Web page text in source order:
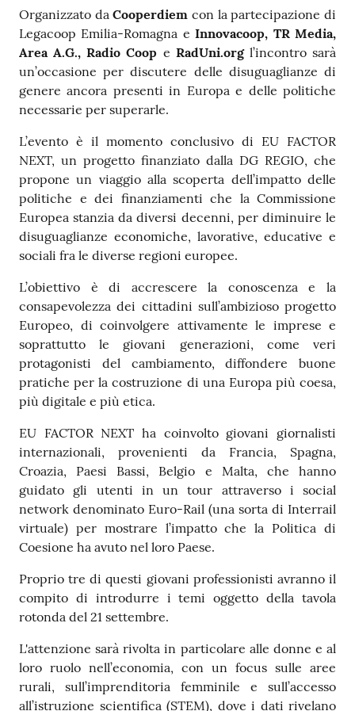
Organizzato daCooperdiem con la partecipazione di
Legacoop Emilia-Romagna eInnovacoop, TR Media,
Area A.G., Radio Coop e RadUni.orgl’incontro sarà
un’occasione per discutere delle disuguaglianze di
genere ancora presenti in Europa e delle politiche
necessarie per superarle.
L’evento è il momento conclusivo di EU FACTOR
NEXT, un progetto finanziato dalla DG REGIO, che
propone un viaggio alla scoperta dell’impatto delle
politiche e dei finanziamenti che la Commissione
Europea stanzia da diversi decenni, per diminuire le
disuguaglianze economiche, lavorative, educative e
sociali fra le diverse regioni europee.
L’obiettivo è di accrescere la conoscenza e la
consapevolezza dei cittadini sull’ambizioso progetto
Europeo, di coinvolgere attivamente le imprese e
soprattutto le giovani generazioni, come veri
protagonisti del cambiamento, diffondere buone
pratiche per la costruzione di una Europa più coesa,
più digitale e più etica.
EU FACTOR NEXT ha coinvolto giovani giornalisti
internazionali, provenienti da Francia, Spagna,
Croazia, Paesi Bassi, Belgio e Malta, che hanno
guidato gli utenti in un tour attraverso i social
network denominato Euro-Rail (una sorta di Interrail
virtuale) per mostrare l’impatto che la Politica di
Coesione ha avuto nel loro Paese.
Proprio tre di questi giovani professionisti avranno il
compito di introdurre i temi oggetto della tavola
rotonda del 21 settembre.
L'attenzione sarà rivolta in particolare alle donne e al
loro ruolo nell’economia, con un focus sulle aree
rurali, sull’imprenditoria femminile e sull’accesso
all’istruzione scientifica (STEM), dove i dati rivelano